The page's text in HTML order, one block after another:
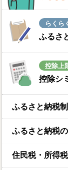
らくら
ふるさ
控除上
控除シ
ふるさと納税
ふるさと納税
住民税・所得